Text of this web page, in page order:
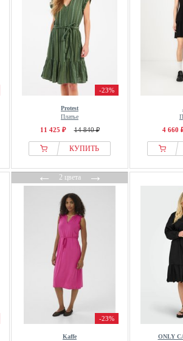
-23%
Protest
Платье
11 425 ₽ 14 840 ₽
КУПИТЬ
4 660
←2 цвета→
-23%
Kaffe
ONLY